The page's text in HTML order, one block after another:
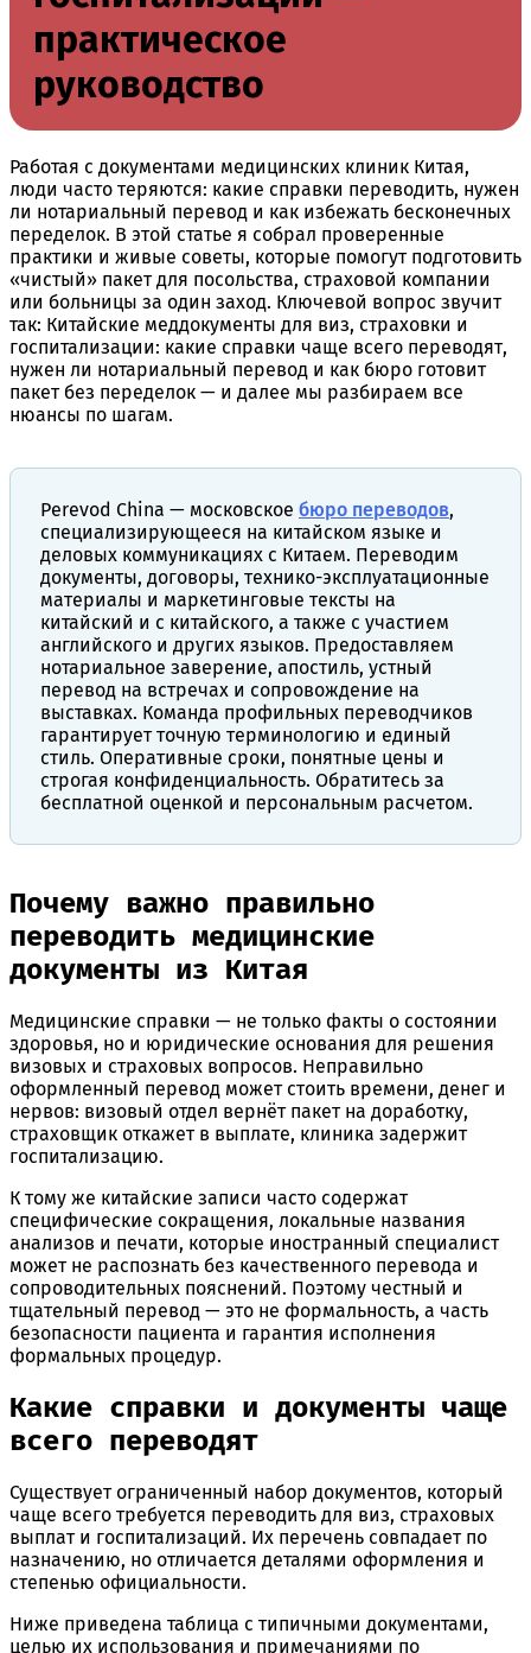
практическое
руководство
Работая с документами медицинских клиник Китая,
люди часто теряются: какие справки переводить, нужен
ли нотариальный перевод и как избежать бесконечных
переделок. В этой статье я собрал проверенные
практики и живые советы, которые помогут подготовить
«чистый» пакет для посольства, страховой компании
или больницы за один заход. Ключевой вопрос звучит
так: Китайские меддокументы для виз, страховки и
госпитализации: какие справки чаще всего переводят,
нужен ли нотариальный перевод и как бюро готовит
пакет без переделок — и далее мы разбираем все
нюансы по шагам.
Perevod China — московское бюро переводов,
специализирующееся на китайском языке и
деловых коммуникациях с Китаем. Переводим
документы, договоры, технико-эксплуатационные
материалы и маркетинговые тексты на
китайский и с китайского, а также с участием
английского и других языков. Предоставляем
нотариальное заверение, апостиль, устный
перевод на встречах и сопровождение на
выставках. Команда профильных переводчиков
гарантирует точную терминологию и единый
стиль. Оперативные сроки, понятные цены и
строгая конфиденциальность. Обратитесь за
бесплатной оценкой и персональным расчетом.
Почему важно правильно
переводить медицинские
документы из Китая
Медицинские справки — не только факты о состоянии
здоровья, но и юридические основания для решения
визовых и страховых вопросов. Неправильно
оформленный перевод может стоить времени, денег и
нервов: визовый отдел вернёт пакет на доработку,
страховщик откажет в выплате, клиника задержит
госпитализацию.
К тому же китайские записи часто содержат
специфические сокращения, локальные названия
анализов и печати, которые иностранный специалист
может не распознать без качественного перевода и
сопроводительных пояснений. Поэтому честный и
тщательный перевод — это не формальность, а часть
безопасности пациента и гарантия исполнения
формальных процедур.
Какие справки и документы чаще
всего переводят
Существует ограниченный набор документов, который
чаще всего требуется переводить для виз, страховых
выплат и госпитализаций. Их перечень совпадает по
назначению, но отличается деталями оформления и
степенью официальности.
Ниже приведена таблица с типичными документами,
целью их использования и примечаниями по